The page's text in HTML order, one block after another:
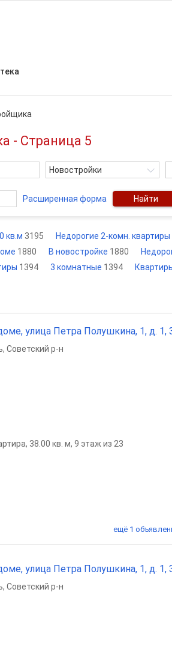
- Страница 5
Новостройки
Расширенная форма Найти
кв.м 3195 Недорогие 2-комн. квартиры
1880 В новостройке 1880
1394 3 комнатные 1394
улица Петра Полушкина, 1, д. 1,
, Советский р-н
38.00 кв. м, 9 этаж из 23
ещё 1
улица Петра Полушкина, 1, д. 1,
, Советский р-н